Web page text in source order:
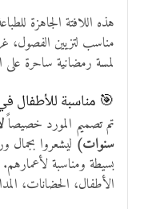
هذه اللافتة الجاهزة
مناسب لتزيين الفصول،
لمسة رمضانية ساحرة على
🎯 مناسبة للأطفال
تم تصميم المورد خصيصاً
سنوات) ليشعروا بجمال
بسيطة ومناسبة
الأطفال، الحضانات،